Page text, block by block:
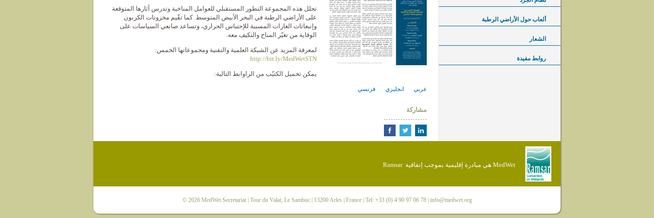
تحلل هذه المجموعة التطور المستقبلي للعوامل المناخية وتدرس آثارها المتوقعة
على الأراضي الرطبة في البحر الأبيض المتوسط. كما تقّيم مخزونات الكربون
وإنبعاثات الغازات المسببة للإحتباس الحراري، وتساعد صانعي السياسات على
الوقاية من تغيّر المناخ والتكيف معه.
لمعرفة المزيد عن الشبكة العلمية والتقنية ومجموعاتها الخمس:
http://bit.ly/MedWetSTN
يمكن تحميل الكتيّب من الراوابط التالية:
عربي انجليزي فرنسي
مشاركة
ألعاب حول الأراضي الرطبة
الشعار
روابط مفيدة
MedWet هي مبادرة إقليمية بموجب إتفاقية Ramsar
© 2026 MedWet Secretariat| Tour du Valat, Le Sambuc | 13200 Arles | France | Tel: +33 (0) 4 90 97 06 78 | info@medwet.org